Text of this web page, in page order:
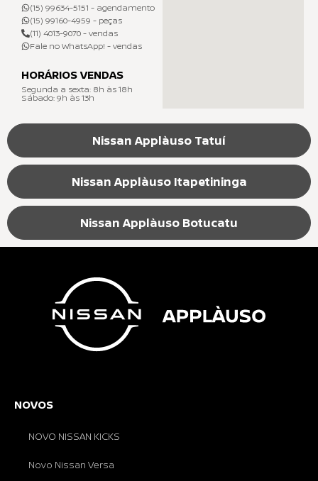
Nissan Applàuso Tatuí
Nissan Applàuso Itapetininga
Nissan Applàuso Botucatu
(15) 99634-5151 - agendamento
(15) 99160-4959 - peças
(11) 4013-9070 - vendas
Fale no WhatsApp! - vendas
HORÁRIOS VENDAS
Segunda a sexta: 8h às 18h
Sábado: 9h às 13h
NOVOS
NOVO NISSAN KICKS
Novo Nissan Versa